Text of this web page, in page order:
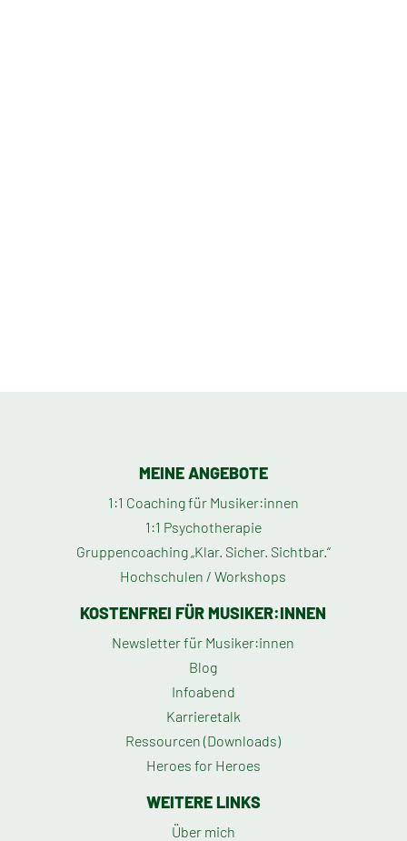
MEINE ANGEBOTE
1:1 Coaching für Musiker:innen
1:1 Psychotherapie
Gruppencoaching „Klar. Sicher. Sichtbar.“
Hochschulen / Workshops
KOSTENFREI FÜR MUSIKER:INNEN
Newsletter für Musiker:innen
Blog
Infoabend
Karrieretalk
Ressourcen (Downloads)
Heroes for Heroes
WEITERE LINKS
Über mich